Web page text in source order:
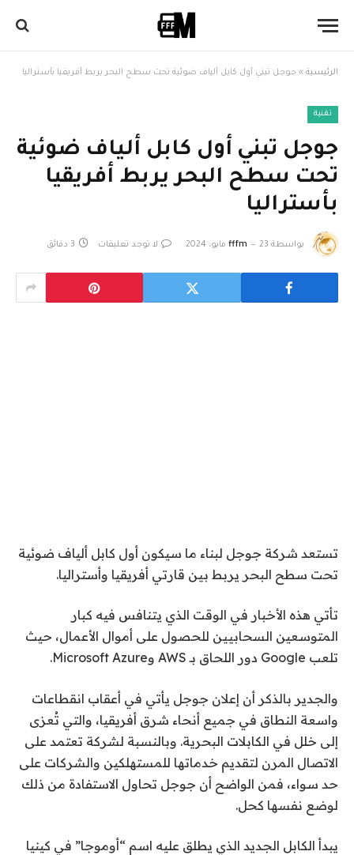
الرئيسية » جوجل تبني أول كابل ألياف ضوئية تحت سطح البحر يربط أفريقيا بأستراليا
تقنية
جوجل تبني أول كابل ألياف ضوئية
تحت سطح البحر يربط أفريقيا
بأستراليا
بواسطة fffm 23 مايو، 2024 لا توجد تعليقات 3 دقائق
تستعد شركة جوجل لبناء ما سيكون أول كابل ألياف ضوئية
تحت سطح البحر يربط بين قارتي أفريقيا وأستراليا.
تأتي هذه الأخبار في الوقت الذي يتنافس فيه كبار
المتوسعين السحابيين للحصول على أموال الأعمال، حيث
تلعب Google دور اللحاق بـ AWS وMicrosoft Azure.
والجدير بالذكر أن إعلان جوجل يأتي في أعقاب انقطاعات
واسعة النطاق في جميع أنحاء شرق أفريقيا، والتي تُعزى
إلى خلل في الكابلات البحرية. وبالنسبة لشركة تعتمد على
الاتصال المرن لتقديم خدماتها للمستهلكين والشركات على
حد سواء، فمن الواضح أن جوجل تحاول الاستفادة من ذلك
لوضع نفسها كحل.
يبدأ الكابل الجديد الذي يطلق عليه اسم “أوموجا” في كينيا